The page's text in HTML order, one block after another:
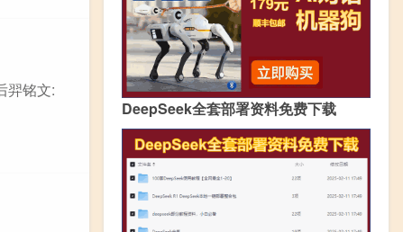
羿铭文:
DeepSeek全套部署资料免费下载